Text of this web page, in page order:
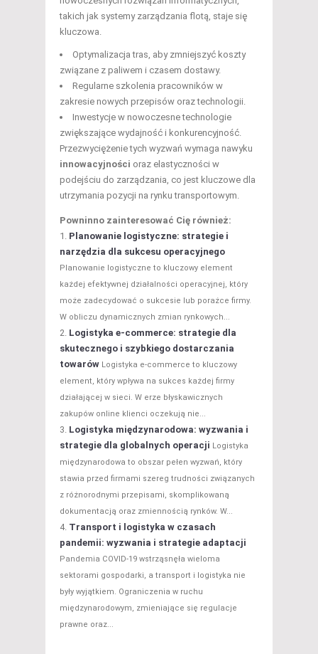
takich jak systemy zarządzania flotą, staje się
kluczowa.
Optymalizacja tras, aby zmniejszyć koszty
związane z paliwem i czasem dostawy.
Regularne szkolenia pracowników w
zakresie nowych przepisów oraz technologii.
Inwestycje w nowoczesne technologie
zwiększające wydajność i konkurencyjność.
Przezwyciężenie tych wyzwań wymaga nawyku
innowacyjności oraz elastyczności w
podejściu do zarządzania, co jest kluczowe dla
utrzymania pozycji na rynku transportowym.
Powninno zainteresować Cię również:
Planowanie logistyczne: strategie i
narzędzia dla sukcesu operacyjnego
Planowanie logistyczne to kluczowy element
każdej efektywnej działalności operacyjnej, który
może zadecydować o sukcesie lub porażce firmy.
W obliczu dynamicznych zmian rynkowych...
Logistyka e-commerce: strategie dla
skutecznego i szybkiego dostarczania
towarów Logistyka e-commerce to kluczowy
element, który wpływa na sukces każdej firmy
działającej w sieci. W erze błyskawicznych
zakupów online klienci oczekują nie...
Logistyka międzynarodowa: wyzwania i
strategie dla globalnych operacji Logistyka
międzynarodowa to obszar pełen wyzwań, który
stawia przed firmami szereg trudności związanych
z różnorodnymi przepisami, skomplikowaną
dokumentacją oraz zmiennością rynków. W...
Transport i logistyka w czasach
pandemii: wyzwania i strategie adaptacji
Pandemia COVID-19 wstrząsnęła wieloma
sektorami gospodarki, a transport i logistyka nie
były wyjątkiem. Ograniczenia w ruchu
międzynarodowym, zmieniające się regulacje
prawne oraz...